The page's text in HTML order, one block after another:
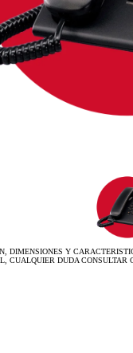
DIMENSIONES Y
CUALQUIER DUDA CONSULTAR